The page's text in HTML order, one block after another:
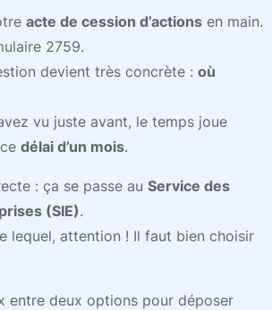
acte de cession d’actions en main.
2759.
devient très concrète : où
vu juste avant, le temps joue
délai d’un mois.
: ça se passe au Service des
(SIE).
lequel, attention ! Il faut bien choisir
entre deux options pour déposer